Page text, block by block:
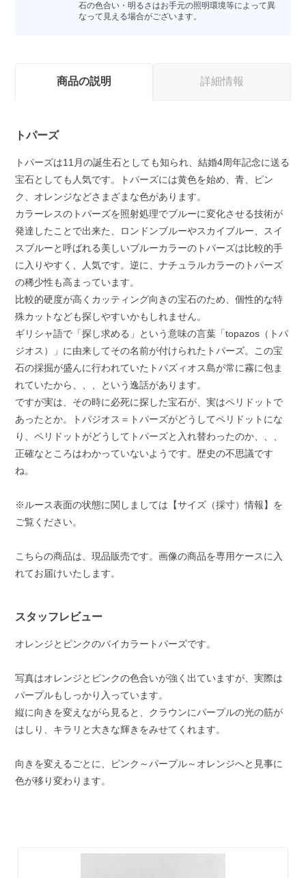
石の色合い・明るさはお手元の照明環境等によって異
なって見える場合がございます。
商品の説明 詳細情報
トパーズ
トパーズは11月の誕生石としても知られ、結婚4周年記念に送る
宝石としても人気です。トパーズには黄色を始め、青、ピン
ク、オレンジなどさまざまな色があります。
カラーレスのトパーズを照射処理でブルーに変化させる技術が
発達したことで出来た、ロンドンブルーやスカイブルー、スイ
スブルーと呼ばれる美しいブルーカラーのトパーズは比較的手
に入りやすく、人気です。逆に、ナチュラルカラーのトパーズ
の稀少性も高まっています。
比較的硬度が高くカッティング向きの宝石のため、個性的な特
殊カットなども探しやすいかもしれません。
ギリシャ語で「探し求める」という意味の言葉「topazos（トパ
ジオス）」に由来してその名前が付けられたトパーズ。この宝
石の採掘が盛んに行われていたトパズィオス島が常に霧に包ま
れていたから、、、という逸話があります。
ですが実は、その時に必死に探した宝石が、実はペリドットで
あったとか。トパジオス＝トパーズがどうしてペリドットにな
り、ペリドットがどうしてトパーズと入れ替わったのか、、、
正確なところはわかっていないようです。歴史の不思議です
ね。
※ルース表面の状態に関しましては【サイズ（採寸）情報】を
ご覧ください。
こちらの商品は、現品販売です。画像の商品を専用ケースに入
れてお届けいたします。
スタッフレビュー
オレンジとピンクのバイカラートパーズです。
写真はオレンジとピンクの色合いが強く出ていますが、実際は
パープルもしっかり入っています。
縦に向きを変えながら見ると、クラウンにパープルの光の筋が
はしり、キラリと大きな輝きをみせてくれます。
向きを変えるごとに、ピンク～パープル～オレンジへと見事に
色が移り変わります。